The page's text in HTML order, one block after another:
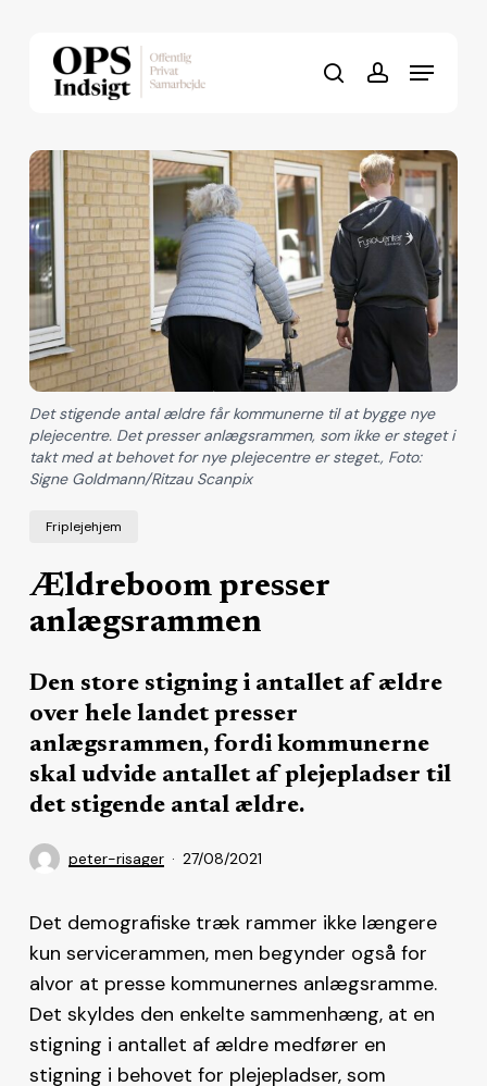
searchaccount
Menu
Friplejehjem
Ældreboom presser
anlægsrammen
Den store stigning i antallet af ældre
over hele landet presser
anlægsrammen, fordi kommunerne
skal udvide antallet af plejepladser til
det stigende antal ældre.
peter-risager 27/08/2021
Det stigende antal ældre får kommunerne til at bygge nye
plejecentre. Det presser anlægsrammen, som ikke er steget i
takt med at behovet for nye plejecentre er steget., Foto:
Signe Goldmann/Ritzau Scanpix
Det demografiske træk rammer ikke længere
kun servicerammen, men begynder også for
alvor at presse kommunernes anlægsramme.
Det skyldes den enkelte sammenhæng, at en
stigning i antallet af ældre medfører en
stigning i behovet for plejepladser, som
Close